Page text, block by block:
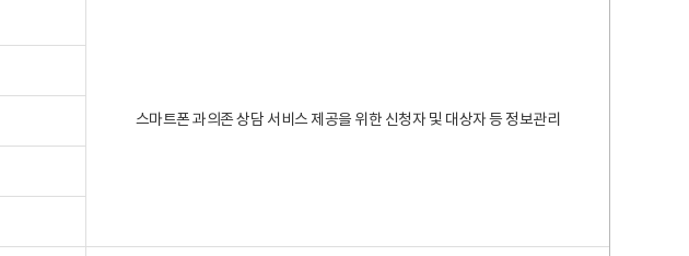
스마트폰 과의존 상담 서비스 제공을 위한 신청자 및 대상자 등 정보관리